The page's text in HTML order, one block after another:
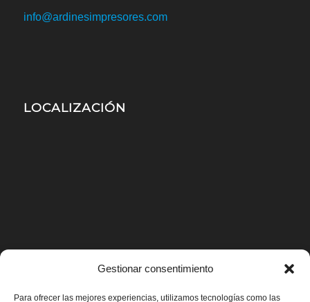
Gestionar consentimiento
Para ofrecer las mejores experiencias, utilizamos tecnologías como las
info@ardinesimpresores.com
LOCALIZACIÓN